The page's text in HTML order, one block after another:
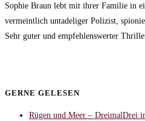
Sophie Braun lebt mit ihrer Familie in
vermeintlich untadeliger Polizist,
Sehr guter und empfehlenswerter
GERNE GELESEN
Rügen und Meer – DreimalDrei